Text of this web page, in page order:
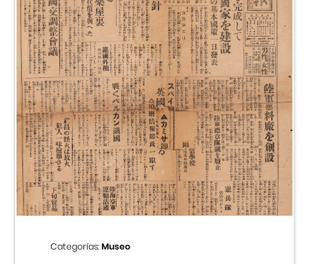
Categorías:Museo